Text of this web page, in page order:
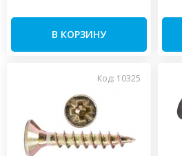
В КОРЗИНУ
Код: 10325